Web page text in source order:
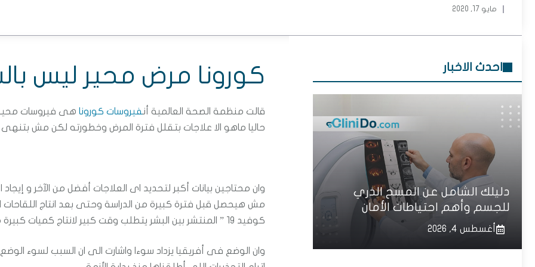
مايو 17, 2020
كورونا مرض محير ليس
قالت منظمة الصحة العالمية أنفيروسات كورونا هى فيروسات
حاليا ماهو الا علاجات بتقلل فترة المرض وخطورته لكن مش
مش هيحصل قبل فترة كبيرة من الدراسة وحتى بعد انتاج اللقاحات
كوفيد 19 ” المنتشر بين البشر يتطلب وقت كبير لانتاج كميات كبيرة منه للعالم .
وان الوضع فى أفريقيا يزداد سوءا واشارت الى ان السبب لسوء
احدث الاخبار
دليلك الشامل عن المسح الذري
للجسم وأهم احتياطات الأمان
أغسطس 4, 2026